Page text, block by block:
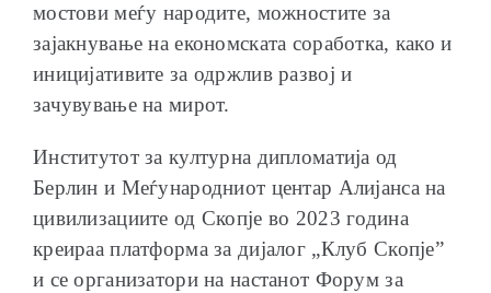
мостови меѓу народите, можностите за
зајакнување на економската соработка, како и
иницијативите за одржлив развој и
зачувување на мирот.
Институтот за културна дипломатија од
Берлин и Меѓународниот центар Алијанса на
цивилизациите од Скопје во 2023 година
креираа платформа за дијалог „Клуб Скопје”
и се организатори на настанот Форум за